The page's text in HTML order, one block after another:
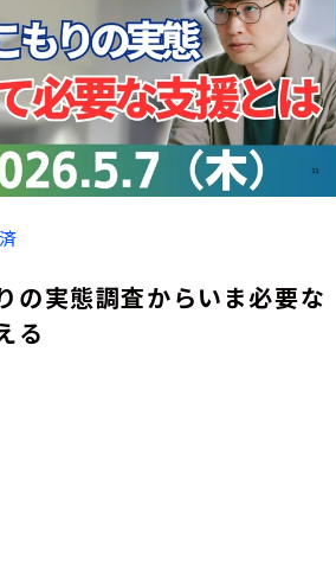
の実態調査からいま必要な
る